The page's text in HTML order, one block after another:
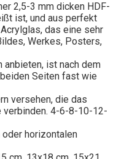
2,5-3 mm dicken HDF-
ist, und aus perfekt
das eine sehr
Werkes, Posters,
anbieten, ist nach dem
Seiten fast wie
versehen, die das
4-6-8-10-12-
oder horizontalen